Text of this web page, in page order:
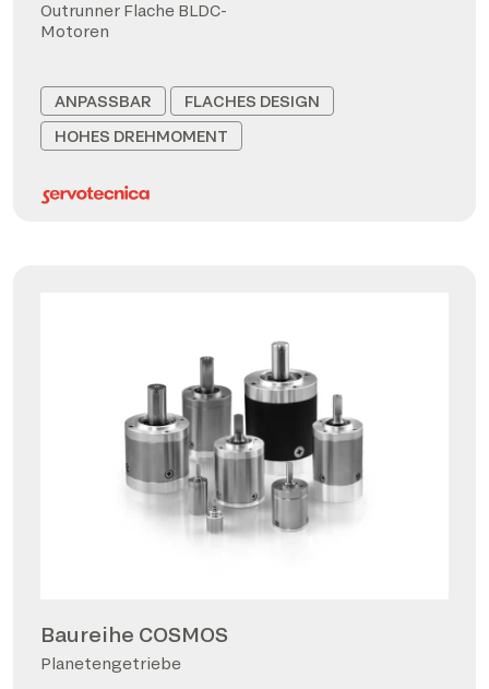
Outrunner Flache BLDC-
Motoren
ANPASSBAR
FLACHES DESIGN
HOHES DREHMOMENT
Baureihe COSMOS
Planetengetriebe